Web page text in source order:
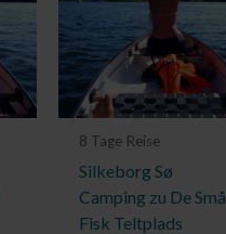
8 Tage Reise
Silkeborg Sø
Camping zu De Små
Fisk Teltplads